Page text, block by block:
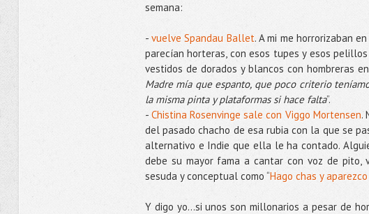
semana:
-vuelve Spandau Ballet. A mi me horrorizaban
parecían horteras, con esos tupes y esos
vestidos de dorados y blancos con hombreras
Madre mía que espanto, que poco criterio
la misma pinta y plataformas si hace falta”.
-Chistina Rosenvinge sale con Viggo Mortensen.
del pasado chacho de esa rubia con la que se
alternativo e Indie que ella le ha contado.
debe su mayor fama a cantar con voz de pito,
sesuda y conceptual como “Hago chas y
Y digo yo…si unos son millonarios a pesar de